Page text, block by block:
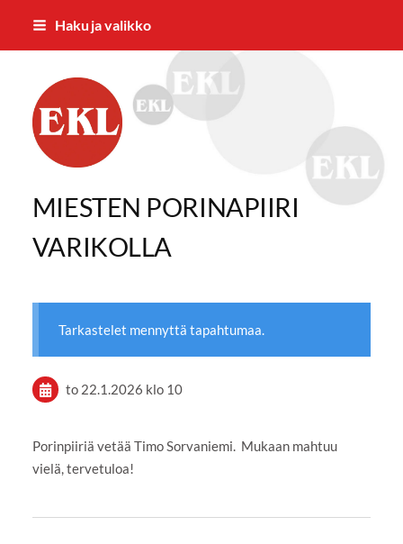
Siirry
Haku ja valikko
Eläkkeensaajien Ylöjärven yhdistys
MIESTEN PORINAPIIRI
VARIKOLLA
Tarkastelet mennyttä tapahtumaa.
to 22.1.2026 klo 10
Porinpiiriä vetää Timo Sorvaniemi. Mukaan mahtuu
vielä, tervetuloa!